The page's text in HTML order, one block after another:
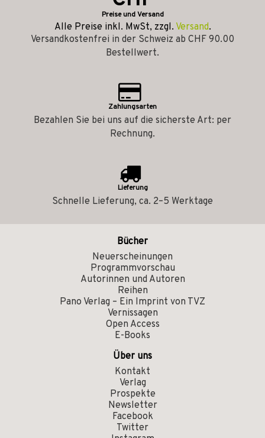
Preise und Versand
Alle Preise inkl. MwSt, zzgl. Versand.
Versandkostenfrei in der Schweiz ab CHF 90.00
Bestellwert.
Zahlungsarten
Bezahlen Sie bei uns auf die sicherste Art: per
Rechnung.
Lieferung
Schnelle Lieferung, ca. 2–5 Werktage
Bücher
Neuerscheinungen
Programmvorschau
Autorinnen und Autoren
Reihen
Pano Verlag – Ein Imprint von TVZ
Vernissagen
Open Access
E-Books
Über uns
Kontakt
Verlag
Prospekte
Newsletter
Facebook
Twitter